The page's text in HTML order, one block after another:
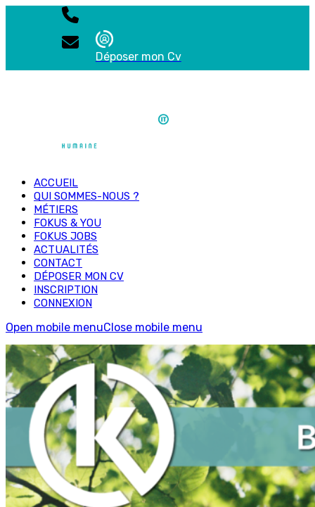
Déposer mon Cv
ACCUEIL
QUI SOMMES-NOUS ?
MÉTIERS
FOKUS & YOU
FOKUS JOBS
ACTUALITÉS
CONTACT
DÉPOSER MON CV
INSCRIPTION
CONNEXION
Open mobile menuClose mobile menu